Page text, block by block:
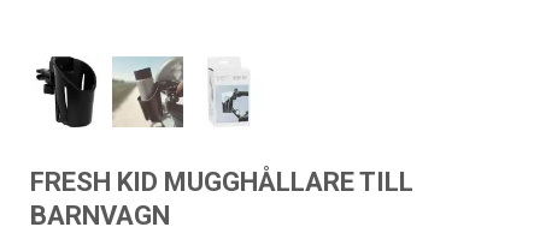
FRESH KID MUGGHÅLLARE TILL
BARNVAGN